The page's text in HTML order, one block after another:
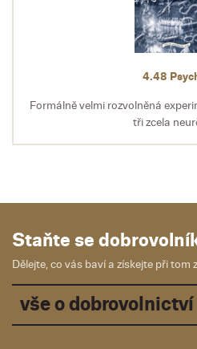
4.48
Formálně velmi rozvolněná
tři zcela
Staňte se
Dělejte, co vás baví a získejte při tom
vše o dobrovolnictví